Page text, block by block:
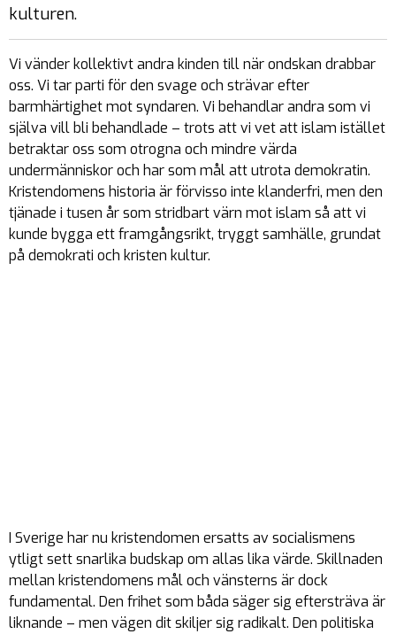
kulturen.
Vi vänder kollektivt andra kinden till när ondskan drabbar
oss. Vi tar parti för den svage och strävar efter
barmhärtighet mot syndaren. Vi behandlar andra som vi
själva vill bli behandlade – trots att vi vet att islam istället
betraktar oss som otrogna och mindre värda
undermänniskor och har som mål att utrota demokratin.
Kristendomens historia är förvisso inte klanderfri, men den
tjänade i tusen år som stridbart värn mot islam så att vi
kunde bygga ett framgångsrikt, tryggt samhälle, grundat
på demokrati och kristen kultur.
I Sverige har nu kristendomen ersatts av socialismens
ytligt sett snarlika budskap om allas lika värde. Skillnaden
mellan kristendomens mål och vänsterns är dock
fundamental. Den frihet som båda säger sig eftersträva är
liknande – men vägen dit skiljer sig radikalt. Den politiska